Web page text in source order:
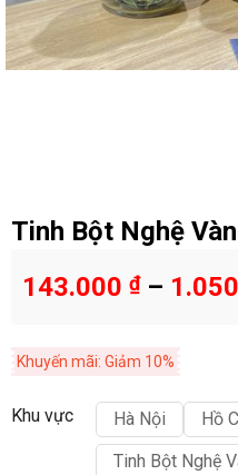
Tinh Bột Nghệ
143.000 ₫–
Khuyến mãi: Giảm 10%
Khu vực Hà Nội Hồ
Tinh Bột Nghệ